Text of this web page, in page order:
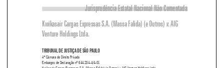
  
  




Kwikasair Cargas Expressas S.A. (Massa Falida) (e Outros) v. AIG
Venture Holdings Ltda.
TRIBUNAL DE JUSTIÇA DE SÃO PAULO
Embargos de Declaração nº 644.204-4/4-01
Kwikasair Cargas Expressas S.A. (Massa Falida) (e Outros)
Relator: Maia da Cunha